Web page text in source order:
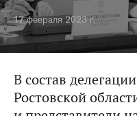
17 февраля 2023 г.
В состав
Ростовской